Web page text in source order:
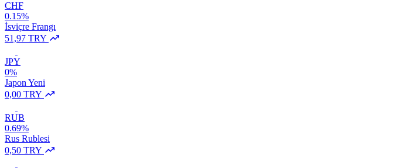
CHF
0.15%
İsviçre Frangı
51,97 TRY
JPY
0%
Japon Yeni
0,00 TRY
RUB
0.69%
Rus Rublesi
0,50 TRY